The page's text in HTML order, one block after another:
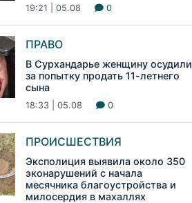
19:21 | 05.08 0
ПРАВО
В Сурхандарье женщину осудили
за попытку продать 11-летнего
сына
18:33 | 05.08 0
ПРОИСШЕСТВИЯ
Эксполиция выявила около 350
эконарушений с начала
месячника благоустройства и
милосердия в махаллях